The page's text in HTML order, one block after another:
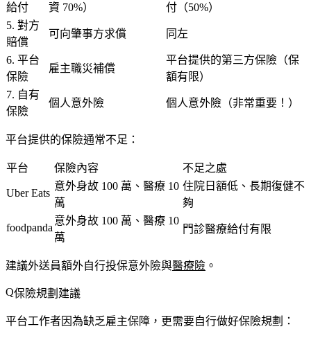
給付
資 70%）
付（50%）
5. 對方
賠償
可向肇事方求償 同左
6. 平台
保險
雇主職災補償
平台提供的第三方保險（保
額有限）
7. 自有
保險
個人意外險 個人意外險（非常重要！）
平台提供的保險通常不足 ：
平台 保險內容 不足之處
Uber Eats
意外身故 100 萬、醫療 10
萬
住院日額低、長期復健不
夠
foodpanda
意外身故 100 萬、醫療 10
萬
門診醫療給付有限
建議外送員額外自行投保意外險與醫療險 。
保險規劃建議
平台工作者因為缺乏雇主保障，更需要自行做好保險規劃：